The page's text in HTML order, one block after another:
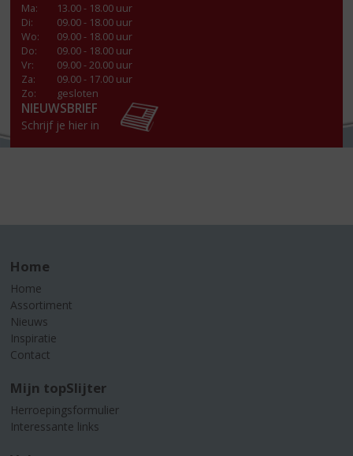
Ma:
13.00 - 18.00 uur
Di:
09.00 - 18.00 uur
Wo:
09.00 - 18.00 uur
Do:
09.00 - 18.00 uur
Vr:
09.00 - 20.00 uur
Za:
09.00 - 17.00 uur
Zo:
gesloten
NIEUWSBRIEF
Schrijf je hier in
Home
Home
Assortiment
Nieuws
Inspiratie
Contact
Mijn topSlijter
Herroepingsformulier
Interessante links